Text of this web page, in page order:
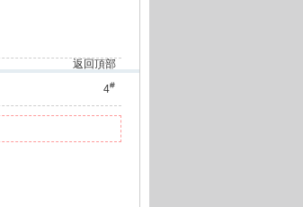
返回頂部
4#